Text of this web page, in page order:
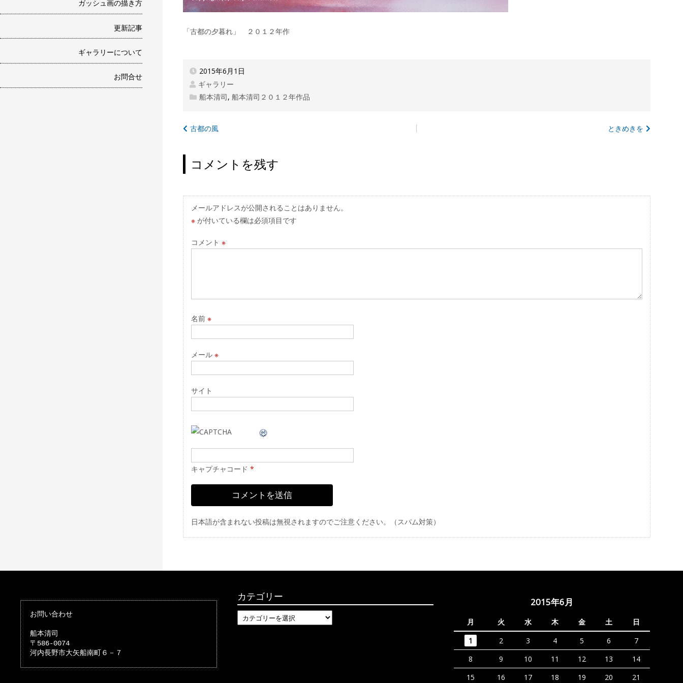
ガッシュ画の描き方
更新記事
ギャラリーについて
お問合せ
「古都の夕暮れ」 ２０１２年作
2015年6月1日
ギャラリー
船本清司,船本清司２０１２年作品
投
ナ
ビ
ゲ
ー
シ
ョ
ン
ときめきを
古都の風
コメントを残す
メールアドレスが公開されることはありません。
※ が付いている欄は必須項目です
コメント ※
名前 ※
メール ※
サイト
キャプチャコード *
日本語が含まれない投稿は無視されますのでご注意ください。（スパム対策）
お問い合わせ
船本清司
〒586-0074
河内長野市大矢船南町６－７
カテゴリー
カ
テ
2015年6月
月 火 水 木 金 土
日
1
2 3 4 5 6
7
8
9 10 11 12 13
14
15
16 17 18 19 20 21